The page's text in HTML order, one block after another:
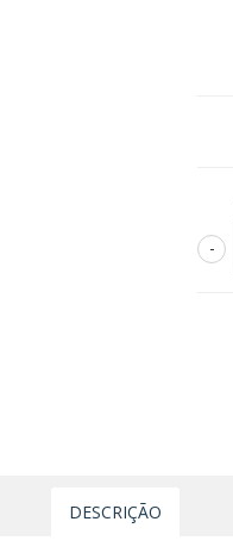
-
DESCRIÇÃO